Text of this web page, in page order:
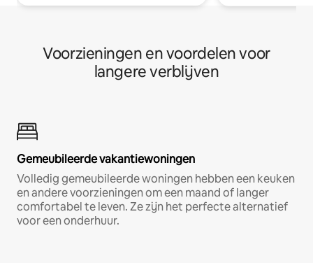
Voorzieningen en voordelen voor
langere verblijven
Gemeubileerde vakantiewoningen
Volledig gemeubileerde woningen hebben een keuken
en andere voorzieningen om een maand of langer
comfortabel te leven. Ze zijn het perfecte alternatief
voor een onderhuur.